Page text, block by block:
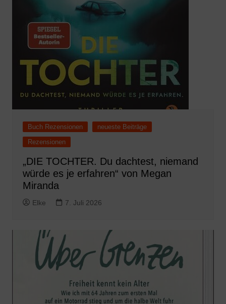
Buch Rezensionen
neueste Beiträge
Rezensionen
„DIE TOCHTER. Du dachtest, niemand
würde es je erfahren“ von Megan
Miranda
Elke 7. Juli 2026